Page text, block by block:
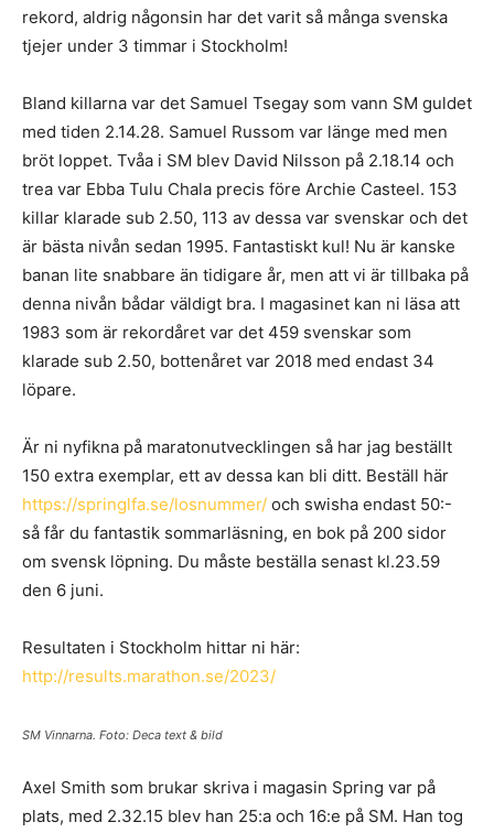
rekord, aldrig någonsin har det varit så många svenska
tjejer under 3 timmar i Stockholm!
Bland killarna var det Samuel Tsegay som vann SM guldet
med tiden 2.14.28. Samuel Russom var länge med men
bröt loppet. Tvåa i SM blev David Nilsson på 2.18.14 och
trea var Ebba Tulu Chala precis före Archie Casteel. 153
killar klarade sub 2.50, 113 av dessa var svenskar och det
är bästa nivån sedan 1995. Fantastiskt kul! Nu är kanske
banan lite snabbare än tidigare år, men att vi är tillbaka på
denna nivån bådar väldigt bra. I magasinet kan ni läsa att
1983 som är rekordåret var det 459 svenskar som
klarade sub 2.50, bottenåret var 2018 med endast 34
löpare.
Är ni nyfikna på maratonutvecklingen så har jag beställt
150 extra exemplar, ett av dessa kan bli ditt. Beställ här
https://springlfa.se/losnummer/ och swisha endast 50:-
så får du fantastik sommarläsning, en bok på 200 sidor
om svensk löpning. Du måste beställa senast kl.23.59
den 6 juni.
Resultaten i Stockholm hittar ni här:
http://results.marathon.se/2023/
SM Vinnarna. Foto: Deca text & bild
Axel Smith som brukar skriva i magasin Spring var på
plats, med 2.32.15 blev han 25:a och 16:e på SM. Han tog